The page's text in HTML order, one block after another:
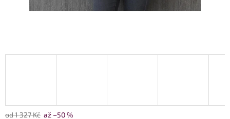
od 1 327 Kč až –50 %